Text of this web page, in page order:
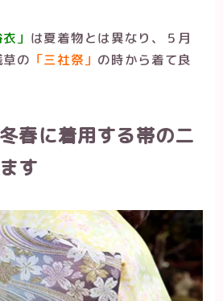
」 は夏着物とは異なり、５月
の 「三社祭」 の時から着て良
春に着用する帯の二
す